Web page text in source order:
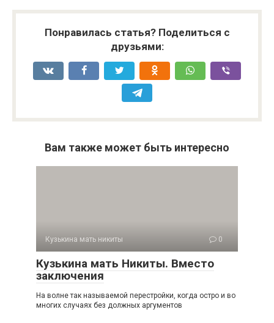
Понравилась статья? Поделиться с
друзьями:
Вам также может быть интересно
Кузькина мать никиты 0
Кузькина мать Никиты. Вместо
заключения
На волне так называемой перестройки, когда остро и во
многих случаях без должных аргументов